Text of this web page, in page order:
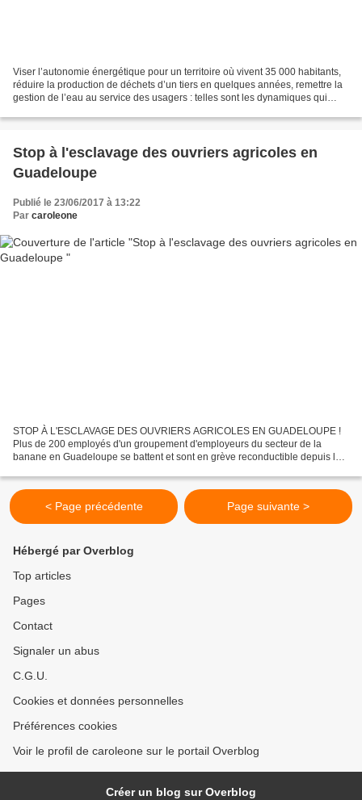
Viser l’autonomie énergétique pour un territoire où vivent 35 000 habitants,
réduire la production de déchets d’un tiers en quelques années, remettre la
gestion de l’eau au service des usagers : telles sont les dynamiques qui
Stop à l'esclavage des ouvriers agricoles en
Guadeloupe
Publié le 23/06/2017 à 13:22
Par caroleone
STOP À L'ESCLAVAGE DES OUVRIERS AGRICOLES EN GUADELOUPE !
Plus de 200 employés d'un groupement d'employeurs du secteur de la
banane en Guadeloupe se battent et sont en grève reconductible depuis le
< Page précédente Page suivante >
Hébergé par Overblog
Top articles
Pages
Contact
Signaler un abus
C.G.U.
Cookies et données personnelles
Préférences cookies
Voir le profil de caroleone sur le portail Overblog
Créer un blog sur Overblog